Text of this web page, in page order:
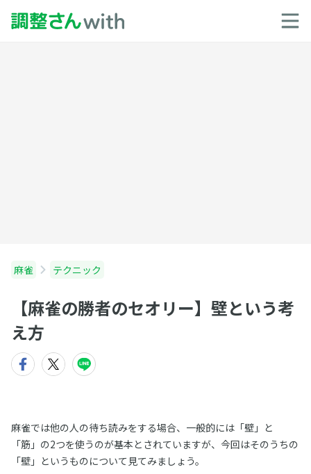
麻雀 テクニック
【麻雀の勝者のセオリー】壁という考
え方
麻雀では他の人の待ち読みをする場合、一般的には「壁」と
「筋」の2つを使うのが基本とされていますが、今回はそのうちの
「壁」というものについて見てみましょう。